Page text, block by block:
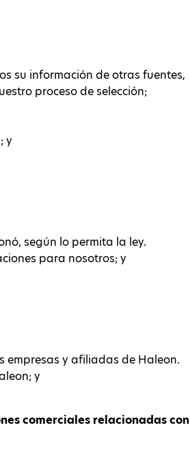
su información de otras fuentes,
proceso de selección;
y
según lo permita la ley.
para nosotros; y
y afiliadas de Haleon.
y
comerciales relacionadas con